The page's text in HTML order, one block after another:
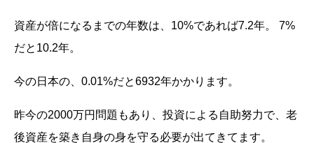
資産が倍になるまでの年数は、10%であれば7.2年。 7%
だと10.2年。
今の日本の、0.01%だと6932年かかります。
昨今の2000万円問題もあり、投資による自助努力で、老
後資産を築き自身の身を守る必要が出てきてます。